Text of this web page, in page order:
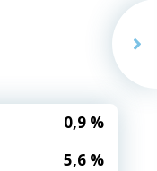
0,9 %
5,6 %